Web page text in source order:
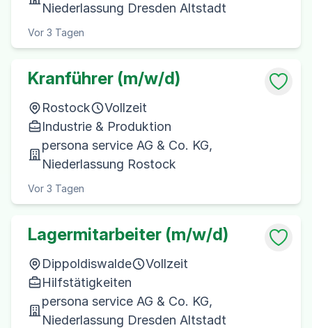
Niederlassung Dresden Altstadt
Vor 3 Tagen
Kranführer (m/w/d)
Rostock
Vollzeit
Industrie & Produktion
persona service AG & Co. KG,
Niederlassung Rostock
Vor 3 Tagen
Lagermitarbeiter (m/w/d)
Dippoldiswalde
Vollzeit
Hilfstätigkeiten
persona service AG & Co. KG,
Niederlassung Dresden Altstadt